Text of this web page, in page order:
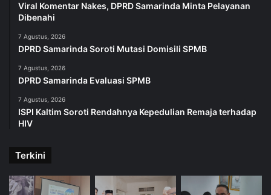
Viral Komentar Nakes, DPRD Samarinda Minta Pelayanan
Dibenahi
7 Agustus, 2026
DPRD Samarinda Soroti Mutasi Domisili SPMB
7 Agustus, 2026
DPRD Samarinda Evaluasi SPMB
7 Agustus, 2026
ISPI Kaltim Soroti Rendahnya Kepedulian Remaja terhadap
HIV
Terkini